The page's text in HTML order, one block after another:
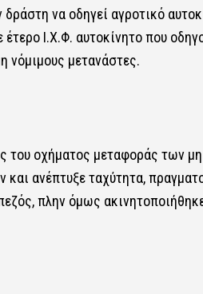
δράστη να οδηγεί αγροτικό
Ι.Χ.Φ. αυτοκίνητο που
μετανάστες.
του οχήματος μεταφοράς των
ανέπτυξε ταχύτητα,
πλην όμως